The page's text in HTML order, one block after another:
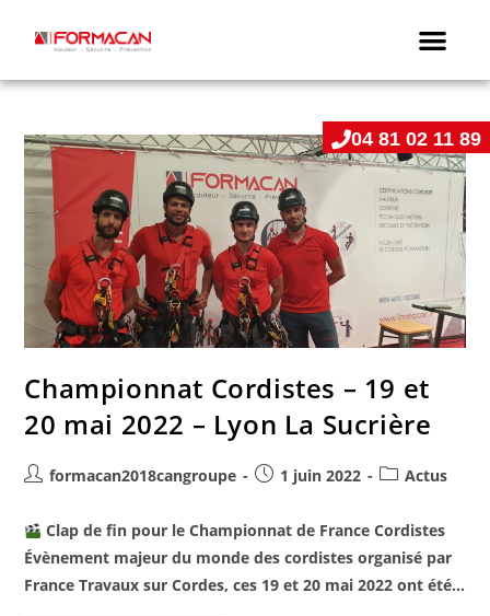
04 81 02 11 89
Championnat Cordistes – 19 et
20 mai 2022 – Lyon La Sucrière
formacan2018cangroupe 1 juin 2022 Actus
Clap de fin pour le Championnat de France Cordistes
Évènement majeur du monde des cordistes organisé par
France Travaux sur Cordes, ces 19 et 20 mai 2022 ont été…